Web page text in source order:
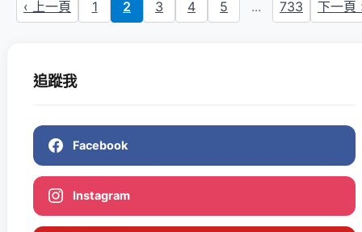
‹ 上一頁 1 2 3 4 5 ... 733 下一頁
追蹤我
Facebook
Instagram